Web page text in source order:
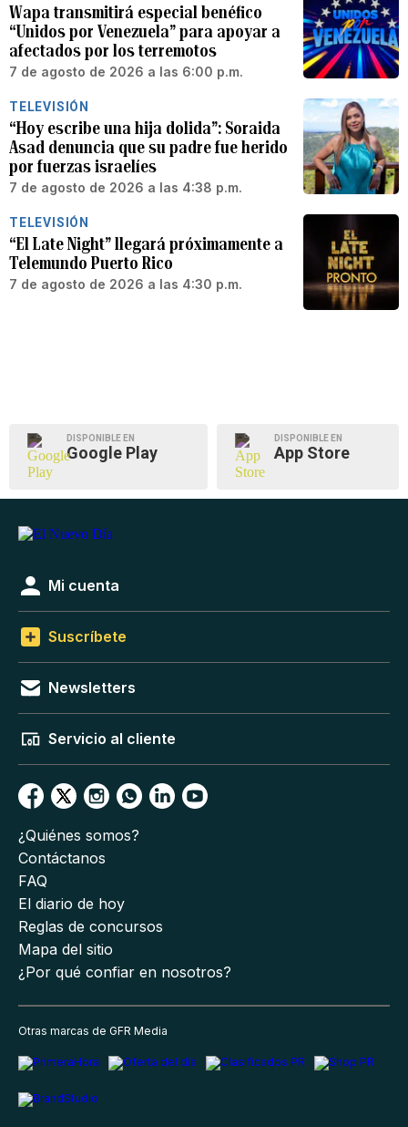
Wapa transmitirá especial benéfico
“Unidos por Venezuela” para apoyar a
afectados por los terremotos
7 de agosto de 2026 a las 6:00 p.m.
TELEVISIÓN
“Hoy escribe una hija dolida”: Soraida
Asad denuncia que su padre fue herido
por fuerzas israelíes
7 de agosto de 2026 a las 4:38 p.m.
TELEVISIÓN
“El Late Night” llegará próximamente a
Telemundo Puerto Rico
7 de agosto de 2026 a las 4:30 p.m.
DISPONIBLE EN
Google Play
DISPONIBLE EN
App Store
Mi cuenta
Suscríbete
Newsletters
Servicio al cliente
¿Quiénes somos?
Contáctanos
FAQ
El diario de hoy
Reglas de concursos
Mapa del sitio
¿Por qué confiar en nosotros?
Otras marcas de GFR Media